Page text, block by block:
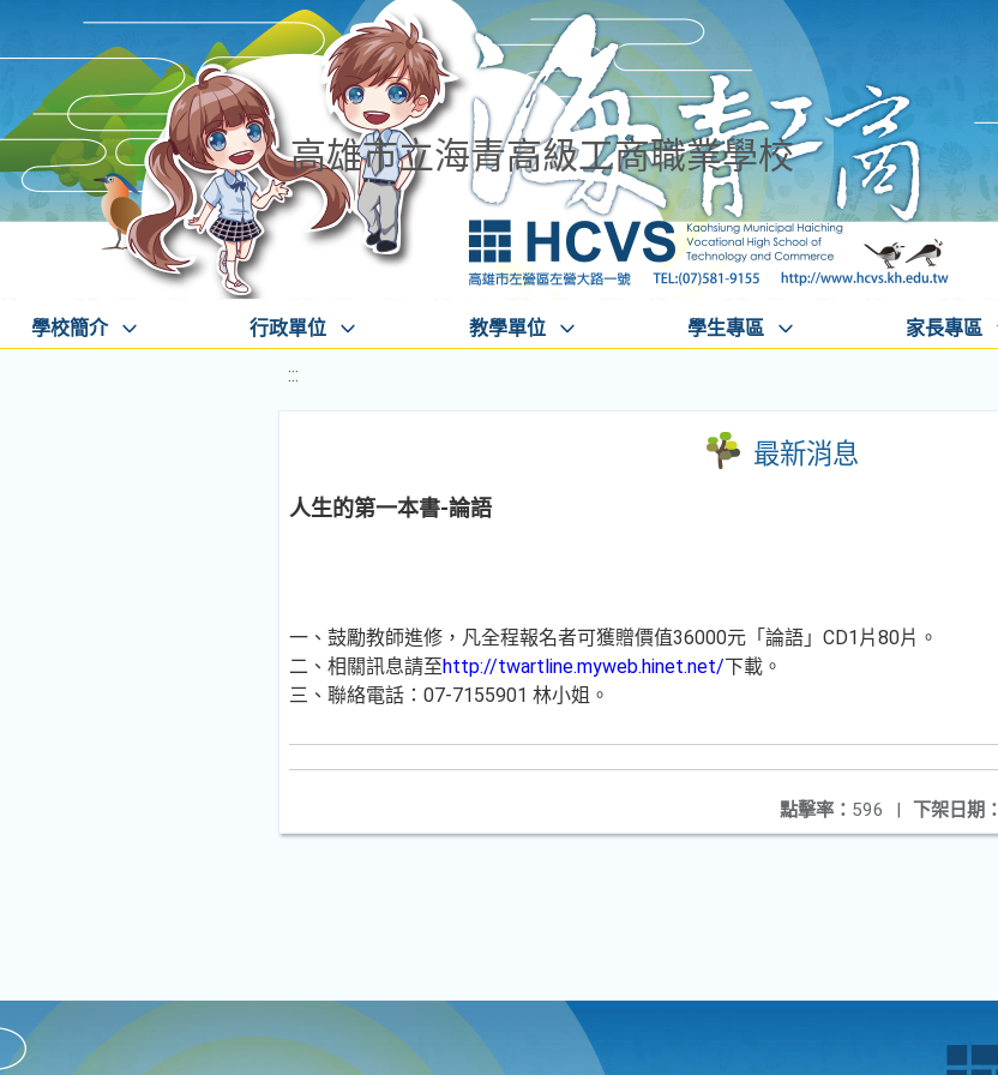
高雄市立海青高級工商職業學校
學校簡介 行政單位 教學單位 學生專區 家長專區
:::
最新消息
人生的第一本書-論語
一、鼓勵教師進修，凡全程報名者可獲贈價值36000元「論語」CD1片80片。
二、相關訊息請至http://twartline.myweb.hinet.net/下載。
三、聯絡電話：07-7155901 林小姐。
下架日期：
點擊率： 596 |